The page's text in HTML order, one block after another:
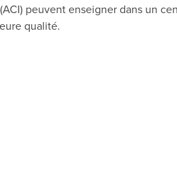
peuvent enseigner dans un
qualité.